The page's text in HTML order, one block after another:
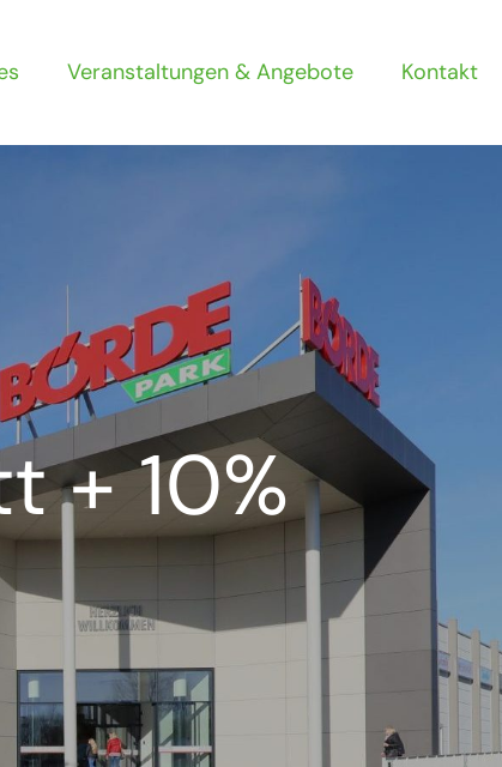
Veranstaltungen & Angebote Kontakt
+ 10%